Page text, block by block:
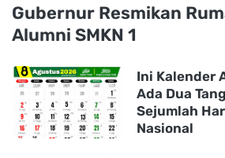
Gubernur Resmikan
Alumni SMKN 1
Ini Kalender
Ada Dua
Sejumlah
Nasional